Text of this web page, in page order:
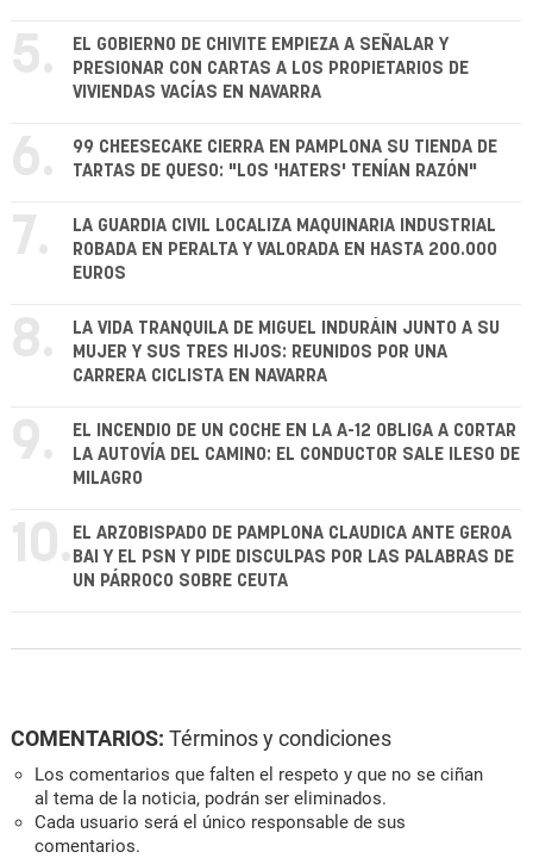
5.
EL GOBIERNO DE CHIVITE EMPIEZA A SEÑALAR Y
PRESIONAR CON CARTAS A LOS PROPIETARIOS DE
VIVIENDAS VACÍAS EN NAVARRA
6.
99 CHEESECAKE CIERRA EN PAMPLONA SU TIENDA DE
TARTAS DE QUESO: "LOS 'HATERS' TENÍAN RAZÓN"
7.
LA GUARDIA CIVIL LOCALIZA MAQUINARIA INDUSTRIAL
ROBADA EN PERALTA Y VALORADA EN HASTA 200.000
EUROS
8.
LA VIDA TRANQUILA DE MIGUEL INDURÁIN JUNTO A SU
MUJER Y SUS TRES HIJOS: REUNIDOS POR UNA
CARRERA CICLISTA EN NAVARRA
9.
EL INCENDIO DE UN COCHE EN LA A-12 OBLIGA A CORTAR
LA AUTOVÍA DEL CAMINO: EL CONDUCTOR SALE ILESO DE
MILAGRO
10. EL ARZOBISPADO DE PAMPLONA CLAUDICA ANTE GEROA
BAI Y EL PSN Y PIDE DISCULPAS POR LAS PALABRAS DE
UN PÁRROCO SOBRE CEUTA
COMENTARIOS: Términos y condiciones
Los comentarios que falten el respeto y que no se ciñan
al tema de la noticia, podrán ser eliminados.
Cada usuario será el único responsable de sus
comentarios.